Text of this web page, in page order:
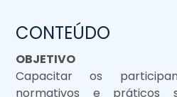
CONTEÚDO
OBJETIVO
Capacitar os
normativos e práticos